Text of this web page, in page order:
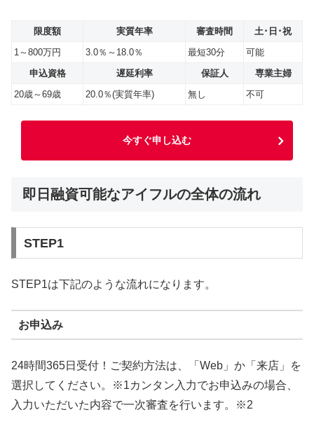
限度額 実質年率 審査時間
土･日･祝
1～800万円
3.0％～18.0％ 最短30分
可能
申込資格
遅延利率 保証人
専業主婦
20歳～69歳
20.0％(実質年率) 無し 不可
今すぐ申し込む
即日融資可能なアイフルの全体の流れ
STEP1
STEP1は下記のような流れになります。
お申込み
24時間365日受付！ご契約方法は、「Web」か「来店」を
選択してください。※1カンタン入力でお申込みの場合、
入力いただいた内容で一次審査を行います。※2